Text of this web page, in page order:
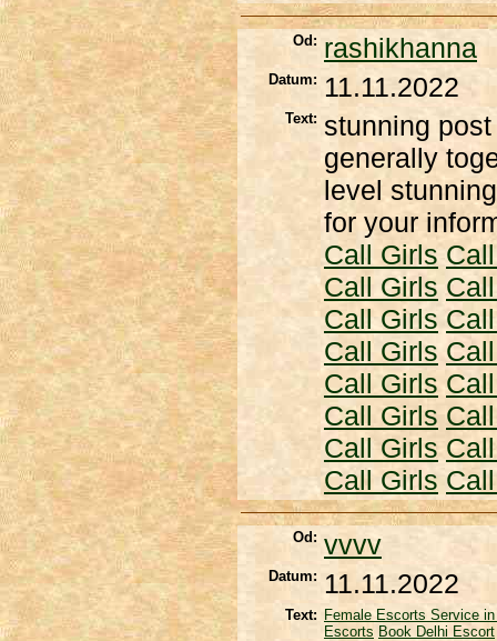
Od: rashikhanna
Datum: 11.11.2022
Text: stunning
generally
level
for your
Call Girls
Call Girls
Call Girls
Call Girls
Call Girls
Call Girls
Call Girls
Call Girls
Od: vvvv
Datum: 11.11.2022
Text: Female Escorts Service
Escorts Book Delhi Escort